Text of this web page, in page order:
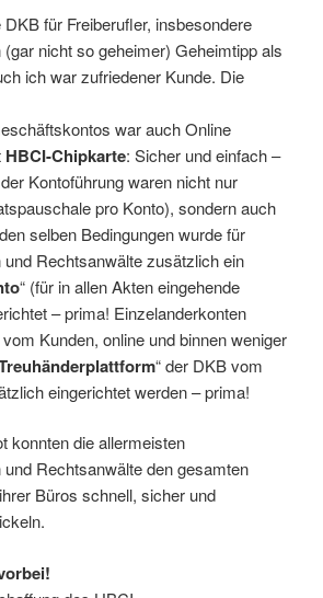
für Freiberufler, insbesondere
nicht so geheimer) Geheimtipp als
ich war zufriedener Kunde. Die
war auch Online
HBCI-Chipkarte: Sicher und einfach –
der Kontoführung waren nicht nur
pro Konto), sondern auch
selben Bedingungen wurde für
Rechtsanwälte zusätzlich ein
“ (für in allen Akten eingehende
– prima! Einzelanderkonten
Kunden, online und binnen weniger
“ der DKB vom
eingerichtet werden – prima!
konnten die allermeisten
Rechtsanwälte den gesamten
Büros schnell, sicher und